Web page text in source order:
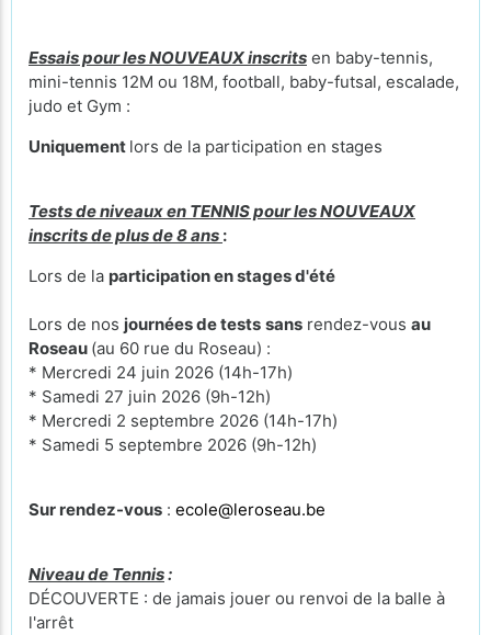
Essais pour les NOUVEAUX inscrits en baby-tennis,
mini-tennis 12M ou 18M, football, baby-futsal, escalade,
judo et Gym :
Uniquement lors de la participation en stages
Tests de niveaux en TENNIS pour les NOUVEAUX
inscrits de plus de 8 ans :
Lors de la participation en stages d'été
Lors de nos journées de tests sans rendez-vous au
Roseau (au 60 rue du Roseau) :
* Mercredi 24 juin 2026 (14h-17h)
* Samedi 27 juin 2026 (9h-12h)
* Mercredi 2 septembre 2026 (14h-17h)
* Samedi 5 septembre 2026 (9h-12h)
Sur rendez-vous : ecole@leroseau.be
Niveau de Tennis:
DÉCOUVERTE : de jamais jouer ou renvoi de la balle à
l'arrêt